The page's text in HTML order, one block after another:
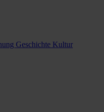
Geschichte Kultur